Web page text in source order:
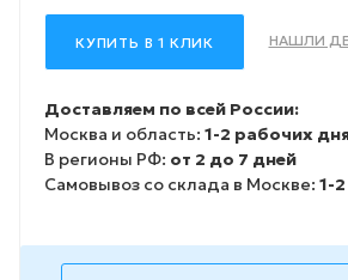
КУПИТЬ В 1 КЛИК НАШЛИ
Доставляем по всей России:
Москва и область: 1-2 рабочих
В регионы РФ: от 2 до 7 дней
Самовывоз со склада в Москве: 1-